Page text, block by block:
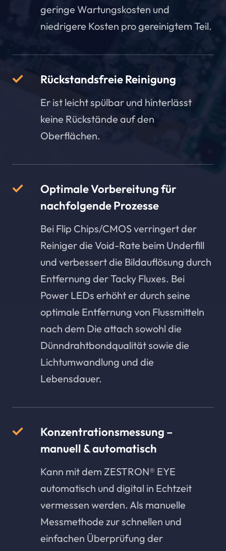
geringe Wartungskosten und
niedrigere Kosten pro gereinigtem Teil.
Rückstandsfreie Reinigung
Er ist leicht spülbar und hinterlässt
keine Rückstände auf den
Oberflächen.
Optimale Vorbereitung für
nachfolgende Prozesse
Bei Flip Chips/CMOS verringert der
Reiniger die Void-Rate beim Underfill
und verbessert die Bildauflösung durch
Entfernung der Tacky Fluxes. Bei
Power LEDs erhöht er durch seine
optimale Entfernung von Flussmitteln
nach dem Die attach sowohl die
Dünndrahtbondqualität sowie die
Lichtumwandlung und die
Lebensdauer.
Konzentrationsmessung –
manuell & automatisch
Kann mit dem ZESTRON® EYE
automatisch und digital in Echtzeit
vermessen werden. Als manuelle
Messmethode zur schnellen und
einfachen Überprüfung der